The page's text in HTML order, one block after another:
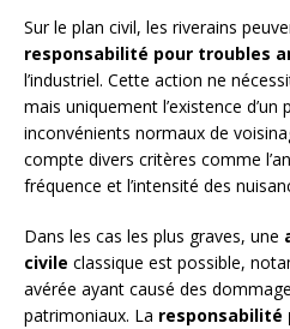
Sur le plan civil, les riverains
responsabilité pour troubles
l’industriel. Cette action ne
mais uniquement l’existence
inconvénients normaux de
compte divers critères comme
fréquence et l’intensité des
Dans les cas les plus graves, une
civile classique est possible,
avérée ayant causé des
patrimoniaux. La responsabilité